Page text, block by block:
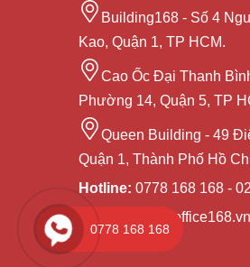
Building168 - Số 4
Kao, Quận 1, TP HCM.
Cao Ốc Đại Thanh
Phường 14, Quận 5, TP
Queen Building - 49
Quận 1, Thành Phố Hồ
Hotline: 0778 168 168 -
Email:
sales@office168.vn
0778 168 168